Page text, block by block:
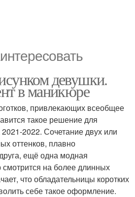
девушки.
в маникюре
привлекающих всеобщее
такое решение для
2022. Сочетание двух или
оттенков, плавно
ещё одна модная
на более длинных
что обладательницы коротких
себе такое оформление.